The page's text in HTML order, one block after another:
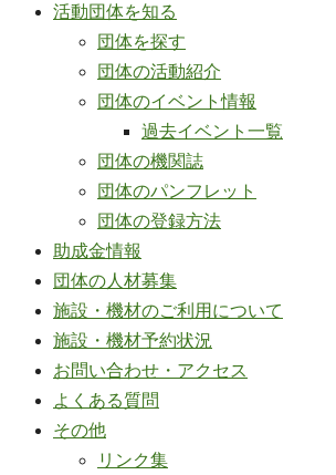
活動団体を知る
団体を探す
団体の活動紹介
団体のイベント情報
過去イベント一覧
団体の機関誌
団体のパンフレット
団体の登録方法
助成金情報
団体の人材募集
施設・機材のご利用について
施設・機材予約状況
お問い合わせ・アクセス
よくある質問
その他
リンク集